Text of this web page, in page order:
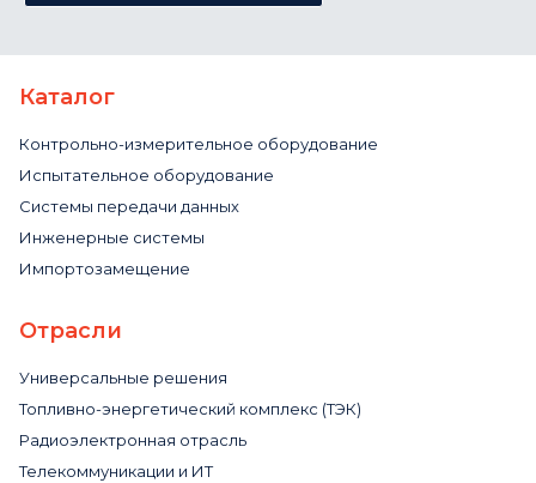
Каталог
Контрольно-измерительное оборудование
Испытательное оборудование
Системы передачи данных
Инженерные системы
Импортозамещение
Отрасли
Универсальные решения
Топливно-энергетический комплекс (ТЭК)
Радиоэлектронная отрасль
Телекоммуникации и ИТ